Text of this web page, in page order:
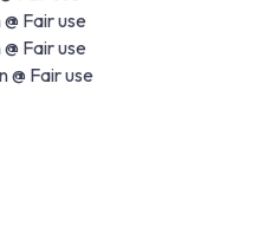
Fair use
Fair use
Fair use